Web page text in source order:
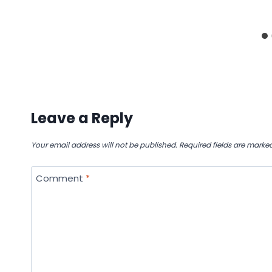
Leave a Reply
Your email address will not be published. Required fields are
Comment *